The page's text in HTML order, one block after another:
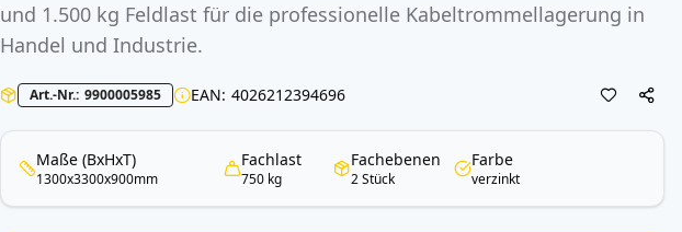
und 1.500 kg Feldlast für die professionelle Kabeltrommellagerung in
Handel und Industrie.
Art.-Nr. 9900005985 EAN 4026212394696
Maße (BxHxT)
1300x3300x900mm
Fachlast
750 kg
Fachebenen
2 Stück
Farbe
verzinkt